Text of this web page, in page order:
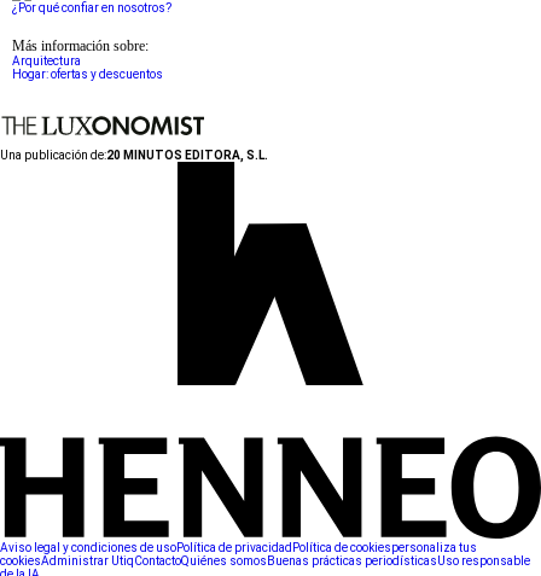
¿Por qué confiar en nosotros?
Más información sobre:
Arquitectura
Hogar: ofertas y descuentos
Una publicación de:20 MINUTOS EDITORA, S.L.
Aviso legal y condiciones de usoPolítica de privacidad Política de cookiespersonaliza tus
cookiesAdministrar UtiqContactoQuiénes somos Buenas prácticas periodísticasUso responsable